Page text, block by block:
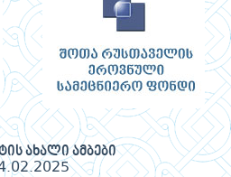
ახალი ამბები